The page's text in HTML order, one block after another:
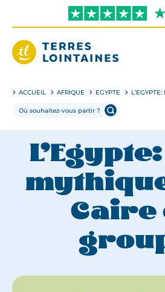
directement
contenu
ACCUEIL AFRIQUE EGYPTE
Caire